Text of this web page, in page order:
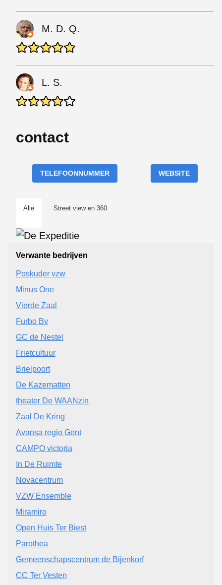
M. D. Q.
L. S.
contact
TELEFOONNUMMER WEBSITE
Alle Street view en 360
Verwante bedrijven
Poskuder vzw
Minus One
Vierde Zaal
Furbo Bv
GC de Nestel
Frietcultuur
Brielpoort
De Kazematten
theater De WAANzin
Zaal De Kring
Avansa regio Gent
CAMPO victoria
In De Ruimte
Novacentrum
VZW Ensemble
Miramiro
Open Huis Ter Biest
Parothea
Gemeenschapscentrum de Bijenkorf
CC Ter Vesten